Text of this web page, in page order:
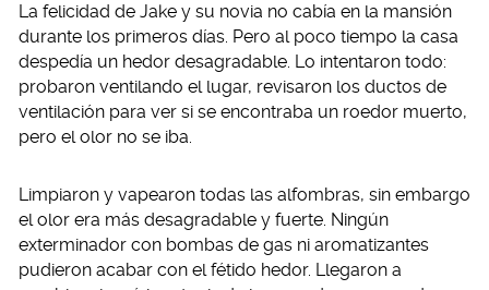
La felicidad de Jake y su novia no cabía en la mansión
durante los primeros días. Pero al poco tiempo la casa
despedía un hedor desagradable. Lo intentaron todo:
probaron ventilando el lugar, revisaron los ductos de
ventilación para ver si se encontraba un roedor muerto,
pero el olor no se iba.
Limpiaron y vapearon todas las alfombras, sin embargo
el olor era más desagradable y fuerte. Ningún
exterminador con bombas de gas ni aromatizantes
pudieron acabar con el fétido hedor. Llegaron a